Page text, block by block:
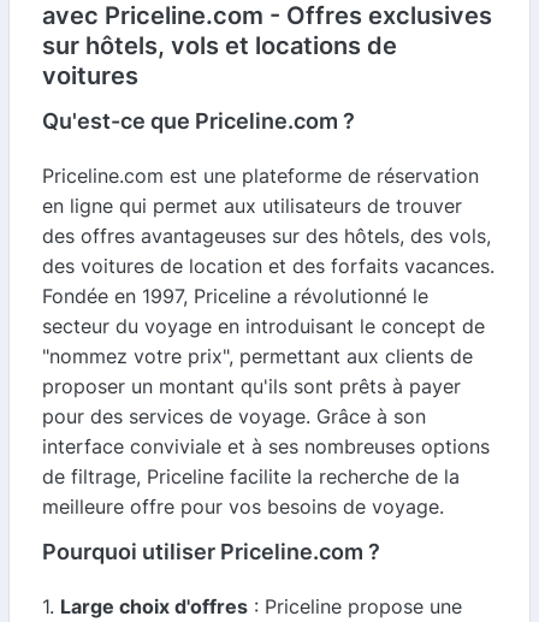
avec Priceline.com - Offres exclusives
sur hôtels, vols et locations de
voitures
Qu'est-ce que Priceline.com ?
Priceline.com est une plateforme de réservation
en ligne qui permet aux utilisateurs de trouver
des offres avantageuses sur des hôtels, des vols,
des voitures de location et des forfaits vacances.
Fondée en 1997, Priceline a révolutionné le
secteur du voyage en introduisant le concept de
"nommez votre prix", permettant aux clients de
proposer un montant qu'ils sont prêts à payer
pour des services de voyage. Grâce à son
interface conviviale et à ses nombreuses options
de filtrage, Priceline facilite la recherche de la
meilleure offre pour vos besoins de voyage.
Pourquoi utiliser Priceline.com ?
1. Large choix d'offres : Priceline propose une